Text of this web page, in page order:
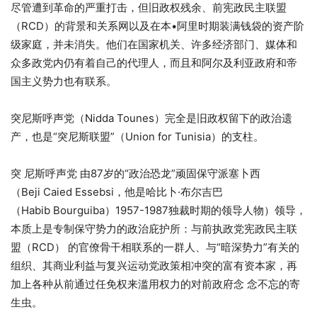
尽管遭到革命的严重打击，但旧政权残余、前宪政民主联盟
（RCD）的背景和关系网以及在本•阿里时期装满钱袋的资产阶
级家庭，并未消失。他们在国家机关、许多经济部门、媒体和
众多政党内仍有着自己的代理人，而且和阿尔及利亚政府和帝
国主义势力也有联系。
突尼斯呼声党（Nidda Tounes）完全是旧政权留下的政治遗
产，也是“突尼斯联盟”（Union for Tunisia）的支柱。
突 尼斯呼声党 由87岁的“政治恐龙”顽固保守派塞卜西
（Beji Caied Essebsi，他是哈比卜·布尔吉巴
（Habib Bourguiba）1957-1987独裁时期的领导人物）领导，
本质上是专制保守势力的政治庇护所：与前执政党宪政民主联
盟（RCD） 的官僚骨干相联系的一群人、与“暗深势力”有关的
组织、其商业利益与复兴运动党政策相冲突的富有资本家，再
加上各种从前通过任免权来滥用权力的对前政府念 念不忘的寄
生虫。